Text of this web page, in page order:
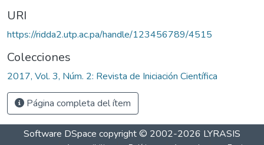
URI
https://ridda2.utp.ac.pa/handle/123456789/4515
Colecciones
2017, Vol. 3, Núm. 2: Revista de Iniciación Científica
Página completa del ítem
Software DSpace copyright © 2002-2026 LYRASIS